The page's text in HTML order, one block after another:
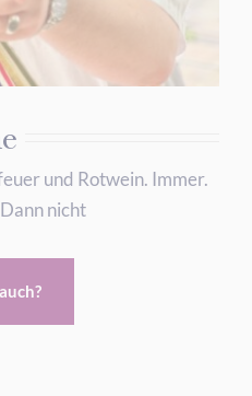
und Rotwein. Immer.
nicht